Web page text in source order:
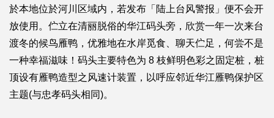
於本地位於河川区域内，若发布「陆上台风警报」便不会开
放使用。伫立在清丽脱俗的华江码头旁，欣赏一年一次来台
渡冬的候鸟雁鸭，优雅地在水岸觅食、聊天伫足，何尝不是
一种幸福滋味！码头主要特色为 8 枝鲜明色彩之固定桩，桩
顶设有雁鸭造型之风速计装置，以呼应邻近华江雁鸭保护区
主题(与忠孝码头相同)。